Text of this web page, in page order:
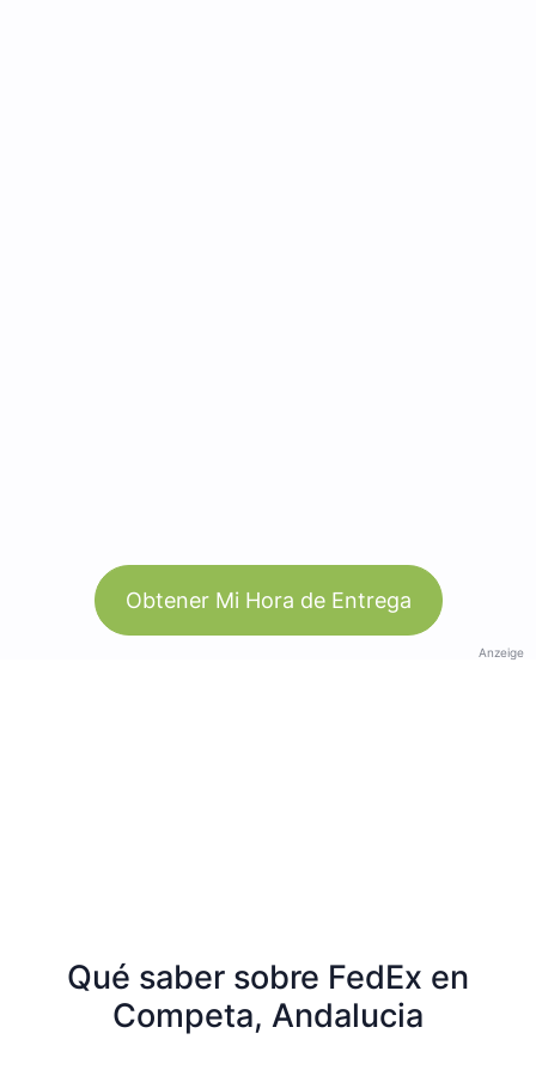
Obtener Mi Hora de Entrega
Anzeige
Qué saber sobre FedEx en
Competa, Andalucia